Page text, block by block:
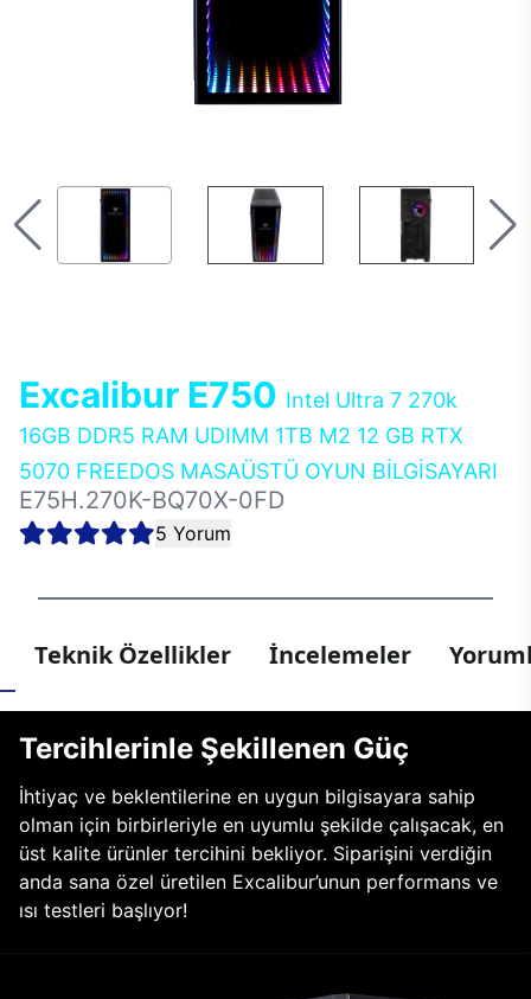
Excalibur E750 Intel Ultra 7 270k
16GB DDR5 RAM UDIMM 1TB M2 12 GB RTX
5070 FREEDOS MASAÜSTÜ OYUN BİLGİSAYARI
E75H.270K-BQ70X-0FD
5 Yorum
Teknik Özellikler İncelemeler
Tercihlerinle Şekillenen Güç
İhtiyaç ve beklentilerine en uygun bilgisayara sahip
olman için birbirleriyle en uyumlu şekilde çalışacak, en
üst kalite ürünler tercihini bekliyor. Siparişini verdiğin
anda sana özel üretilen Excalibur’unun performans ve
ısı testleri başlıyor!